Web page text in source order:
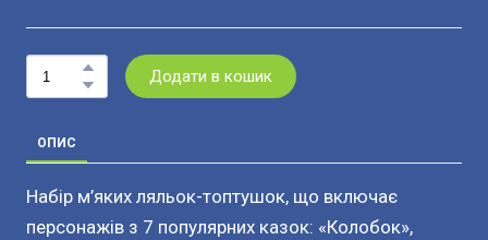
Додати в кошик
ОПИС
Набір м’яких ляльок-топтушок, що включає
персонажів з 7 популярних казок: «Колобок»,